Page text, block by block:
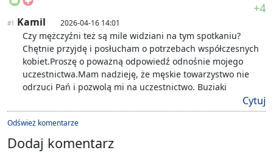
+4
#1 Kamil 2026-04-16 14:01
Czy mężczyźni też są mile widziani na tym spotkaniu?
Chętnie przyjdę i posłucham o potrzebach współczesnych
kobiet.Proszę o poważną odpowiedź odnośnie mojego
uczestnictwa.Mam nadzieję, że męskie towarzystwo nie
odrzuci Pań i pozwolą mi na uczestnictwo. Buziaki
Cytuj
Odśwież komentarze
Dodaj komentarz